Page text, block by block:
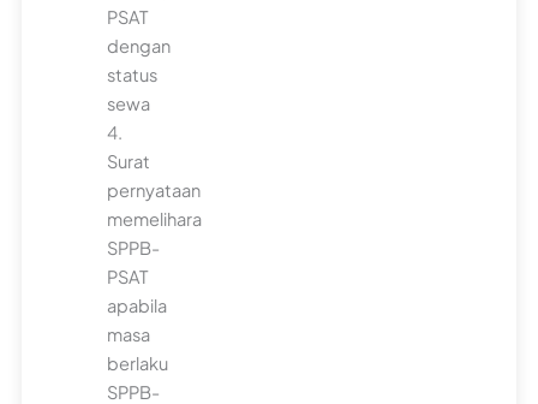
PSAT
dengan
status
sewa
4.
Surat
pernyataan
memelihara
SPPB-
PSAT
apabila
masa
berlaku
SPPB-